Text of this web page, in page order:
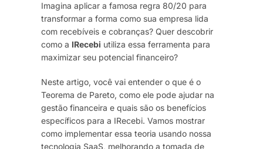
Imagina aplicar a famosa regra 80/20 para
transformar a forma como sua empresa lida
com recebíveis e cobranças? Quer descobrir
como a IRecebi utiliza essa ferramenta para
maximizar seu potencial financeiro?
Neste artigo, você vai entender o que é o
Teorema de Pareto, como ele pode ajudar na
gestão financeira e quais são os benefícios
específicos para a IRecebi. Vamos mostrar
como implementar essa teoria usando nossa
tecnologia SaaS, melhorando a tomada de